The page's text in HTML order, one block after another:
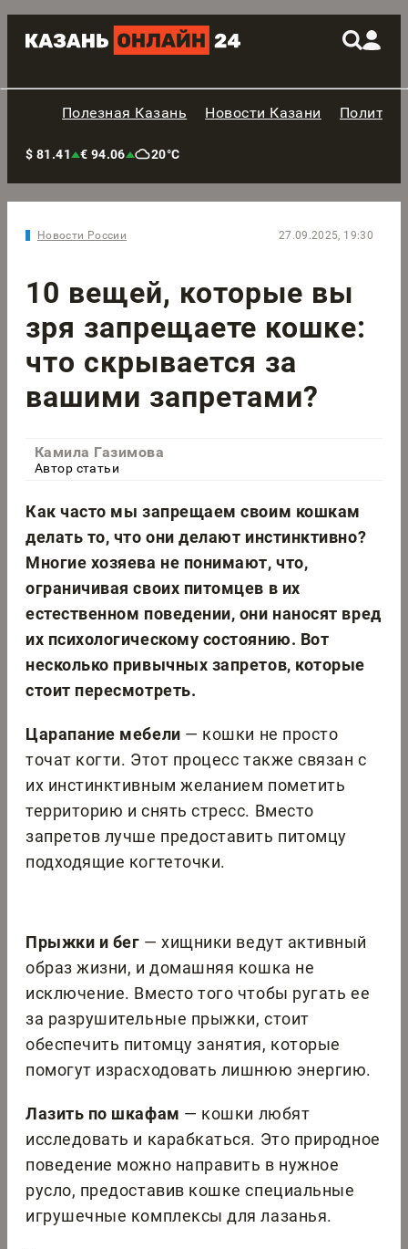
Полезная Казань Новости Казани
$ 81.41 € 94.06 20°C
Новости России 27.09.2025, 19:30
10 вещей, которые вы
зря запрещаете кошке:
что скрывается за
вашими запретами?
Камила Газимова
Автор статьи
Как часто мы запрещаем своим кошкам
делать то, что они делают инстинктивно?
Многие хозяева не понимают, что,
ограничивая своих питомцев в их
естественном поведении, они наносят вред
их психологическому состоянию. Вот
несколько привычных запретов, которые
стоит пересмотреть.
Царапание мебели — кошки не просто
точат когти. Этот процесс также связан с
их инстинктивным желанием пометить
территорию и снять стресс. Вместо
запретов лучше предоставить питомцу
подходящие когтеточки.
Прыжки и бег — хищники ведут активный
образ жизни, и домашняя кошка не
исключение. Вместо того чтобы ругать ее
за разрушительные прыжки, стоит
обеспечить питомцу занятия, которые
помогут израсходовать лишнюю энергию.
Лазить по шкафам — кошки любят
исследовать и карабкаться. Это природное
поведение можно направить в нужное
русло, предоставив кошке специальные
игрушечные комплексы для лазанья.